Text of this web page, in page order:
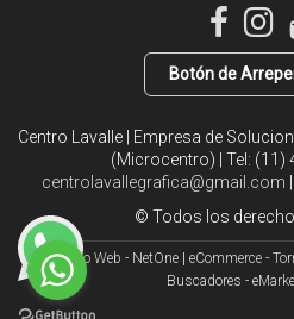
Botón de
Centro Lavalle | Empresa de
(Microcentro) | Tel: (11)
centrolavallegrafica@gmail.com
© Todos los
Diseño Web - NetOne eCommerce -
Buscadores -